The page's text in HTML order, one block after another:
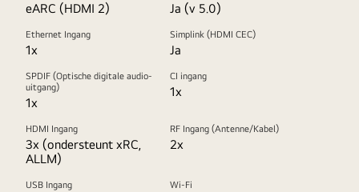
eARC (HDMI 2) Ja (v 5.0)
Ethernet Ingang
1x
Simplink (HDMI CEC)
Ja
SPDIF (Optische digitale audio-
uitgang)
1x
CI ingang
1x
HDMI Ingang
3x (ondersteunt xRC,
ALLM)
RF Ingang (Antenne/Kabel)
2x
USB Ingang Wi-Fi